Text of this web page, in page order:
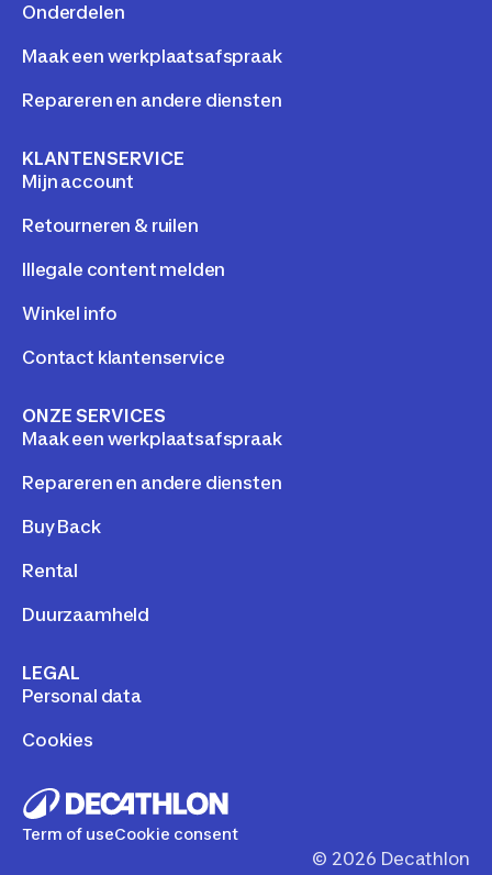
Onderdelen
Maak een werkplaatsafspraak
Repareren en andere diensten
KLANTENSERVICE
Mijn account
Retourneren & ruilen
Illegale content melden
Winkel info
Contact klantenservice
ONZE SERVICES
Maak een werkplaatsafspraak
Repareren en andere diensten
Buy Back
Rental
Duurzaamheld
LEGAL
Personal data
Cookies
Term of useCookie consent
© 2026 Decathlon